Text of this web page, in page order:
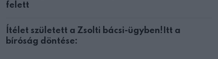
felett
Ítélet született a Zsolti bácsi-ügyben!Itt a
bíróság döntése: